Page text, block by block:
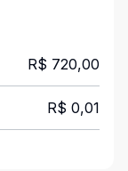
R$ 720,00
R$ 0,01